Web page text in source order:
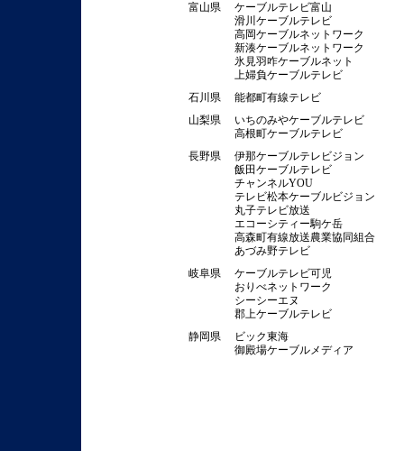
富山県
ケーブルテレビ富山
滑川ケーブルテレビ
高岡ケーブルネットワーク
新湊ケーブルネットワーク
氷見羽咋ケーブルネット
上婦負ケーブルテレビ
石川県
能都町有線テレビ
山梨県
いちのみやケーブルテレビ
高根町ケーブルテレビ
長野県
伊那ケーブルテレビジョン
飯田ケーブルテレビ
チャンネルYOU
テレビ松本ケーブルビジョン
丸子テレビ放送
エコーシティー駒ケ岳
高森町有線放送農業協同組合
あづみ野テレビ
岐阜県
ケーブルテレビ可児
おりべネットワーク
シーシーエヌ
郡上ケーブルテレビ
静岡県
ビック東海
御殿場ケーブルメディア